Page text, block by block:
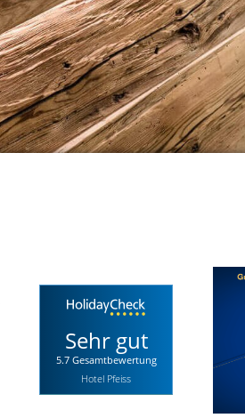
Sehr gut
5.7 Gesamtbewertung
Hotel Pfeiss